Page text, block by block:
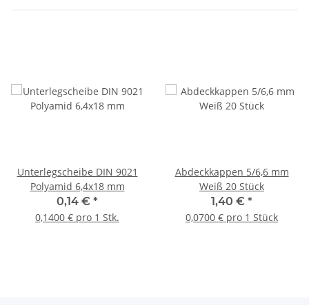
Unterlegscheibe DIN 9021
Polyamid 6,4x18 mm
0,14 € *
0,1400 € pro 1 Stk.
Abdeckkappen 5/6,6 mm
Weiß 20 Stück
1,40 € *
0,0700 € pro 1 Stück